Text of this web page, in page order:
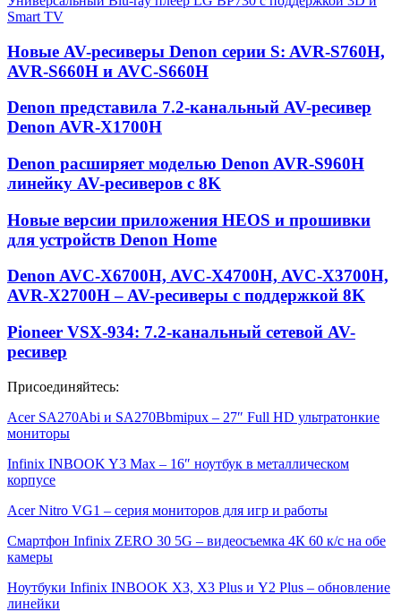
Smart TV
Новые AV-ресиверы Denon серии S: AVR-S760H,
AVR-S660H и AVC-S660H
Denon представила 7.2-канальный AV-ресивер
Denon AVR-X1700H
Denon расширяет моделью Denon AVR-S960H
линейку AV-ресиверов с 8K
Новые версии приложения HEOS и прошивки
для устройств Denon Home
Denon AVC-X6700H, AVC-X4700H, AVC-X3700H,
AVR-X2700H – AV-ресиверы с поддержкой 8K
Pioneer VSX-934: 7.2-канальный сетевой AV-
ресивер
Присоединяйтесь:
Acer SA270Abi и SA270Bbmipux – 27″ Full HD ультратонкие
мониторы
Infinix INBOOK Y3 Max – 16″ ноутбук в металлическом
корпусе
Acer Nitro VG1 – серия мониторов для игр и работы
Смартфон Infinix ZERO 30 5G – видеосъемка 4К 60 к/с на обе
камеры
Ноутбуки Infinix INBOOK X3, X3 Plus и Y2 Plus – обновление
линейки